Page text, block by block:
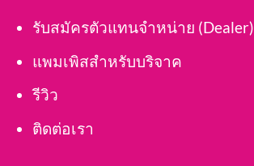
รับสมัครตัวแทนจำหน่าย (Dealer)
แพมเพิสสำหรับบริจาค
รีวิว
ติดต่อเรา